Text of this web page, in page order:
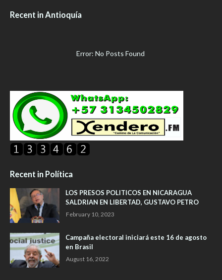
Recent in Antioquía
Error: No Posts Found
Recent in Política
LOS PRESOS POLITICOS EN NICARAGUA
SALDRIAN EN LIBERTAD, GUSTAVO PETRO
February 10, 2023
Campaña electoral iniciará este 16 de agosto
en Brasil
August 16, 2022